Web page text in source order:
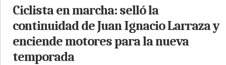
Ciclista en marcha: selló la
continuidad de Juan Ignacio Larraza y
enciende motores para la nueva
temporada